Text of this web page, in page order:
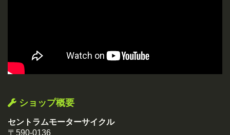
ショップ概要
セントラムモーターサイクル
〒590-0136